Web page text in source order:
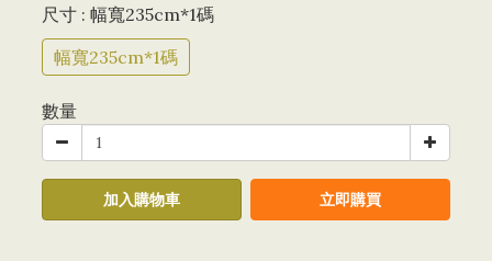
尺寸 : 幅寬235cm*1碼
幅寬235cm*1碼
數量
加入購物車 立即購買